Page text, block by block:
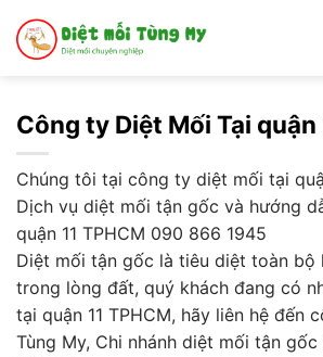
qua
Công ty Diệt Mối Tại quận
Chúng tôi tại công ty diệt mối tại
Dịch vụ diệt mối tận gốc và hướng
quận 11 TPHCM 090 866 1945
Diệt mối tận gốc là tiêu diệt toàn bộ
trong lòng đất, quý khách đang có
tại quận 11 TPHCM, hãy liên hệ đến
Tùng My, Chi nhánh diệt mối tận gốc